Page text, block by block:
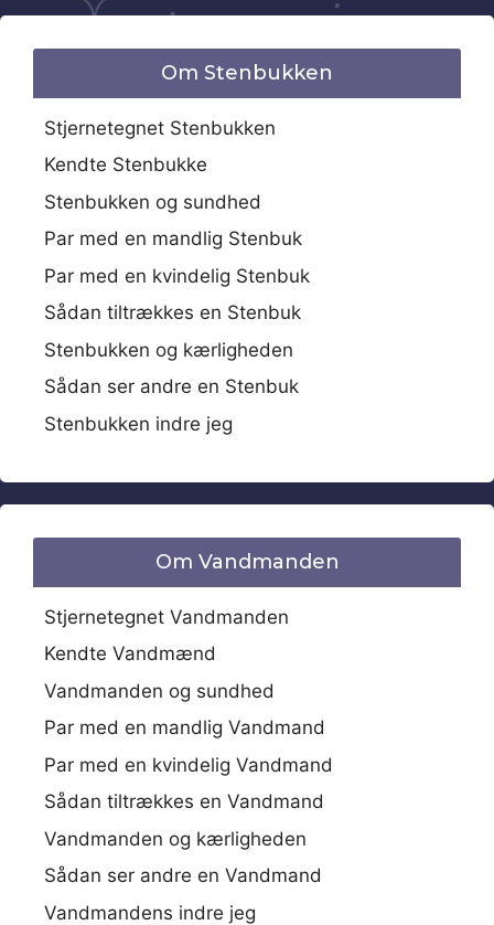
Om Stenbukken
Stjernetegnet Stenbukken
Kendte Stenbukke
Stenbukken og sundhed
Par med en mandlig Stenbuk
Par med en kvindelig Stenbuk
Sådan tiltrækkes en Stenbuk
Stenbukken og kærligheden
Sådan ser andre en Stenbuk
Stenbukken indre jeg
Om Vandmanden
Stjernetegnet Vandmanden
Kendte Vandmænd
Vandmanden og sundhed
Par med en mandlig Vandmand
Par med en kvindelig Vandmand
Sådan tiltrækkes en Vandmand
Vandmanden og kærligheden
Sådan ser andre en Vandmand
Vandmandens indre jeg